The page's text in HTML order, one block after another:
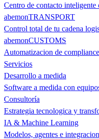
Centro de contacto
abemonTRANSPORT
Control total de tu cadena
abemonCUSTOMS
Automatizacion de
Servicios
Desarrollo a medida
Software a medida con
Consultoría
Estrategia tecnologica y
IA & Machine Learning
Modelos, agentes e